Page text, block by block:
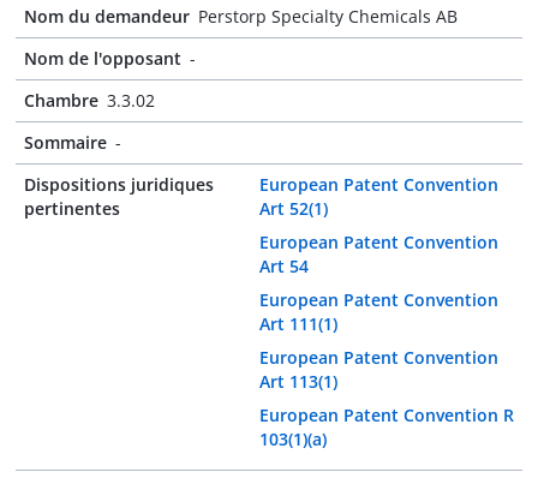
Nom du demandeur Perstorp Specialty Chemicals AB
Nom de l'opposant -
Chambre 3.3.02
Sommaire -
Dispositions juridiques
pertinentes
European Patent Convention
Art 52(1)
European Patent Convention
Art 54
European Patent Convention
Art 111(1)
European Patent Convention
Art 113(1)
European Patent Convention R
103(1)(a)